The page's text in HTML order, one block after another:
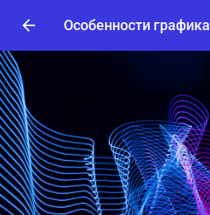
Особенности графика